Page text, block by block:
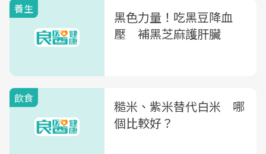
養生
黑色力量！吃黑豆降血
壓 補黑芝麻護肝臟
飲食
糙米、紫米替代白米 哪
個比較好？